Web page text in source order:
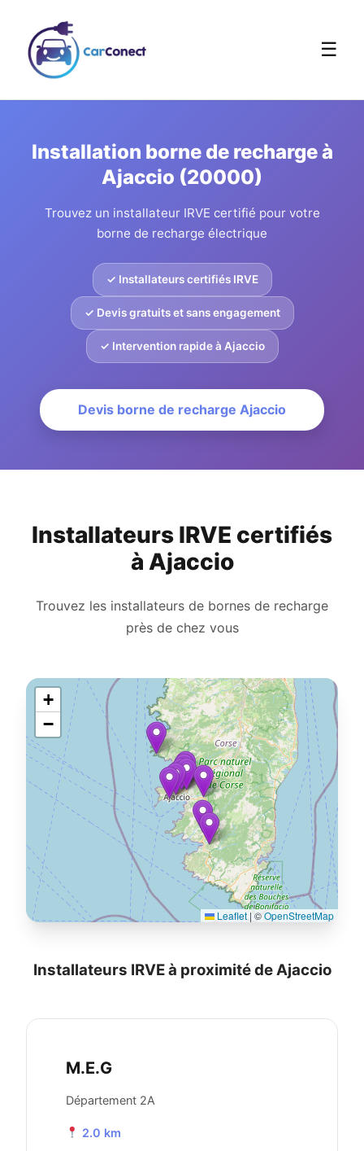
☰
Installation borne de recharge à
Ajaccio (20000)
Trouvez un installateur IRVE certifié pour votre
borne de recharge électrique
✓ Installateurs certifiés IRVE
✓ Devis gratuits et sans engagement
✓ Intervention rapide à Ajaccio
Devis borne de recharge Ajaccio
Installateurs IRVE certifiés
à Ajaccio
Trouvez les installateurs de bornes de recharge
près de chez vous
+
−
Leaflet | ©OpenStreetMap
Installateurs IRVE à proximité de Ajaccio
M.E.G
Département 2A
2.0 km